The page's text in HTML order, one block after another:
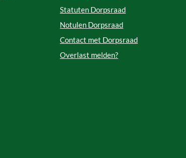
Statuten Dorpsraad
Notulen Dorpsraad
Contact met Dorpsraad
Overlast melden?